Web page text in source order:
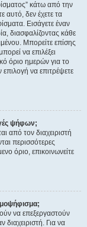
κάτω από την
αυτό, δεν έχετε τα
Εισάγετε έναν
διασφαλίζοντας κάθε
Μπορείτε επίσης
να επιλέξει
όριο ημερών για το
να επιτρέψετε
ψήφων;
από τον διαχειριστή
περισσότερες
όριο, επικοινωνείτε
να επεξεργαστούν
Για να